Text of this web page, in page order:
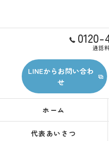
0120-
通話
LINEからお問い合わ
せ
ホーム
代表あいさつ